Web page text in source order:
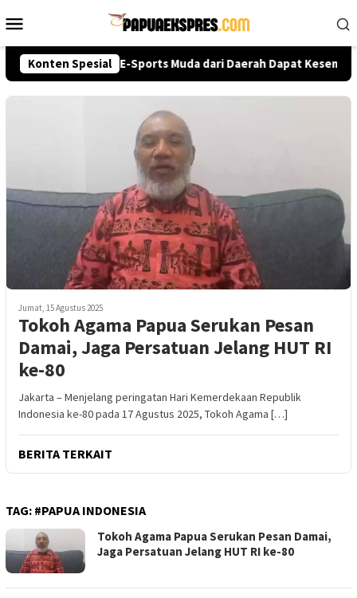
ke
Mobile
Konten Spesial
2026, Talenta E-Sports Muda dari Daerah Dapat
Jumat, 15 Agustus 2025
Tokoh Agama Papua Serukan Pesan
Damai, Jaga Persatuan Jelang HUT RI
ke-80
Jakarta – Menjelang peringatan Hari Kemerdekaan Republik
Indonesia ke-80 pada 17 Agustus 2025, Tokoh Agama […]
BERITA TERKAIT
TAG: #PAPUA INDONESIA
Tokoh Agama Papua Serukan Pesan Damai,
Jaga Persatuan Jelang HUT RI ke-80